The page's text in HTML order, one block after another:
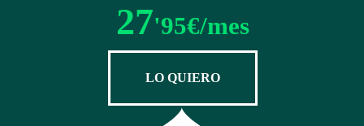
27'95€/mes
LO QUIERO